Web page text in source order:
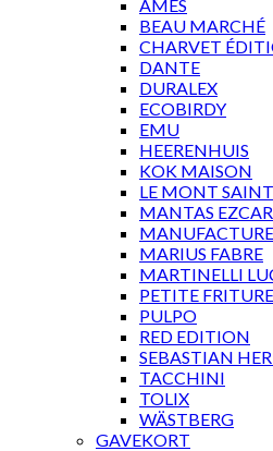
AMES
BEAU MARCHÉ
CHARVET
DANTE
DURALEX
ECOBIRDY
EMU
HEERENHUIS
KOK MAISON
LE MONT
MANTAS
MARIUS FABRE
MARTINELLI
PETITE FRITURE
PULPO
RED EDITION
SEBASTIAN
TACCHINI
TOLIX
WÄSTBERG
GAVEKORT